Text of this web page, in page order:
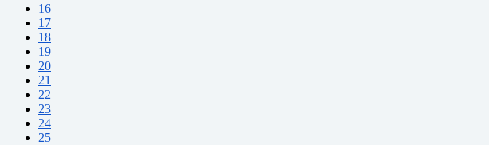
16
17
18
19
20
21
22
23
24
25